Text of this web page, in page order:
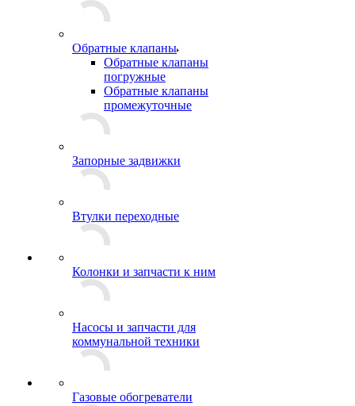
Обратные клапаны
Обратные клапаны
погружные
Обратные клапаны
промежуточные
Запорные задвижки
Втулки переходные
Колонки и запчасти к ним
Насосы и запчасти для
коммунальной техники
Газовые обогреватели